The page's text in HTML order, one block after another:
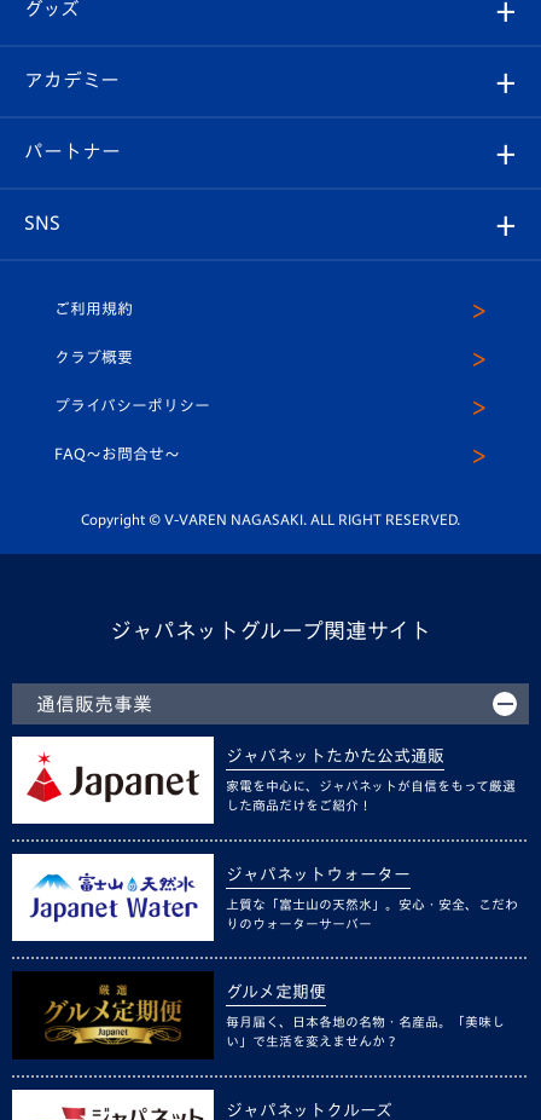
チケット
イベント
メディア
ホームタウン
スタッフプロフィール
マスコット紹介
平和祈念活動
ホームタウン活動
Revive Team
ヴィヴィくんの長崎おもてなしガイド
フォトギャラリー
スタジアムグルメ
V-LOVERS（ファンクラブ）
プレイヤーズスイート
グッズ
オンラインショップ
店舗情報
アカデミー
育成からのお知らせ
U-18
スクール
パートナー
SNS
ヴィヴィくんインスタグラム
公式LINE＠
ご利用規約
クラブ概要
プライバシーポリシー
FAQ〜お問合せ〜
Copyright © V-VAREN NAGASAKI. ALL RIGHT RESERVED.
ジャパネットグループ関連サイト
通信販売事業
ジャパネットたかた公式通販
家電を中心に、ジャパネットが自信をもって厳選
した商品だけをご紹介！
ジャパネットウォーター
上質な「富士山の天然水」。安心・安全、こだわ
りのウォーターサーバー
グルメ定期便
毎月届く、日本各地の名物・名産品。「美味し
い」で生活を変えませんか？
ジャパネットクルーズ